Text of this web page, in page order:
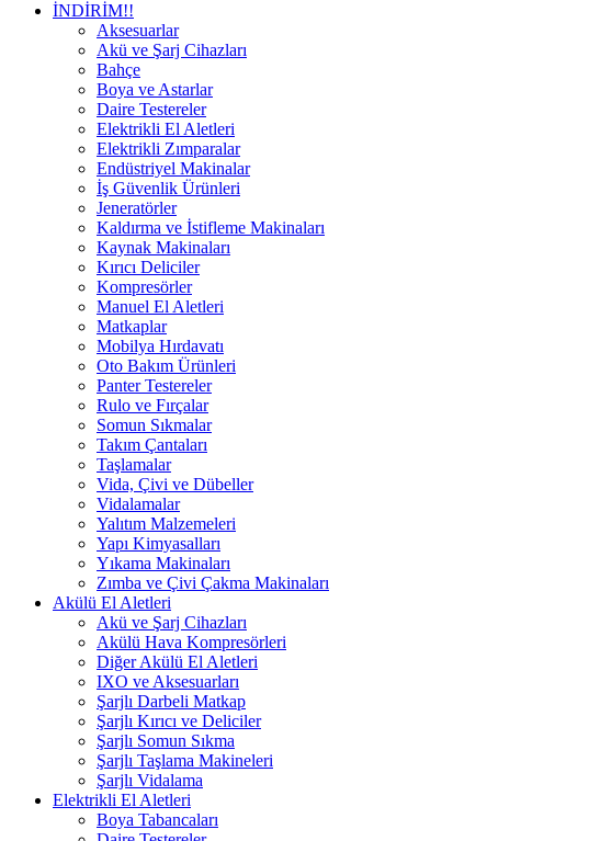
İNDİRİM!!
Aksesuarlar
Akü ve Şarj Cihazları
Bahçe
Boya ve Astarlar
Daire Testereler
Elektrikli El Aletleri
Elektrikli Zımparalar
Endüstriyel Makinalar
İş Güvenlik Ürünleri
Jeneratörler
Kaldırma ve İstifleme Makinaları
Kaynak Makinaları
Kırıcı Deliciler
Kompresörler
Manuel El Aletleri
Matkaplar
Mobilya Hırdavatı
Oto Bakım Ürünleri
Panter Testereler
Rulo ve Fırçalar
Somun Sıkmalar
Takım Çantaları
Taşlamalar
Vida, Çivi ve Dübeller
Vidalamalar
Yalıtım Malzemeleri
Yapı Kimyasalları
Yıkama Makinaları
Zımba ve Çivi Çakma Makinaları
Akülü El Aletleri
Akü ve Şarj Cihazları
Akülü Hava Kompresörleri
Diğer Akülü El Aletleri
IXO ve Aksesuarları
Şarjlı Darbeli Matkap
Şarjlı Kırıcı ve Deliciler
Şarjlı Somun Sıkma
Şarjlı Taşlama Makineleri
Şarjlı Vidalama
Elektrikli El Aletleri
Boya Tabancaları